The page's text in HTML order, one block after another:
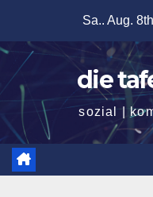
springen
Sa.. Aug.
die
sozial |